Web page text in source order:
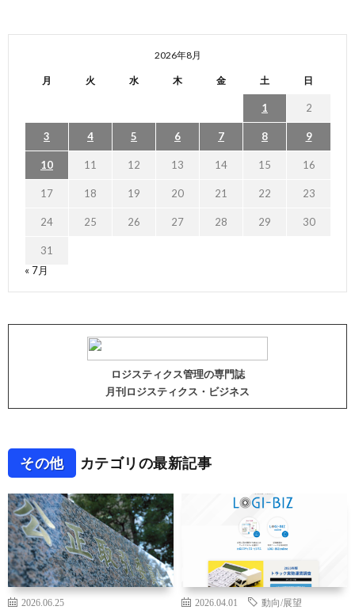
2026年8月
月 火 水 木 金 土 日
1 2
3 4 5 6 7 8 9
10 11 12 13 14 15 16
17 18 19 20 21 22 23
24 25 26 27 28 29 30
31
« 7月
ロジスティクス管理の専門誌
月刊ロジスティクス・ビジネス
その他 カテゴリの最新記事
2026.06.25
2026.04.01 動向/展望